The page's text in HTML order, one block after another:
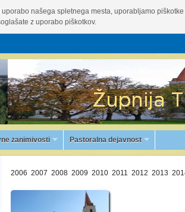
uporabo našega spletnega mesta, uporabljamo
z uporabo piškotkov.
zanimivosti Pastoralna dejavnost
2006 2007 2008 2009 2010 2011 2012 2013